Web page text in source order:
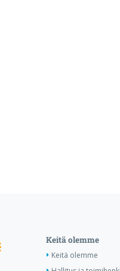
Keitä olemme
Keitä olemme